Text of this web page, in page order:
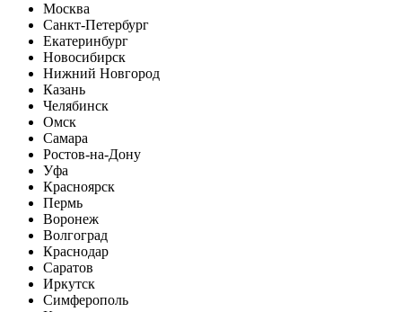
Москва
Санкт-Петербург
Екатеринбург
Новосибирск
Нижний Новгород
Казань
Челябинск
Омск
Самара
Ростов-на-Дону
Уфа
Красноярск
Пермь
Воронеж
Волгоград
Краснодар
Саратов
Иркутск
Симферополь